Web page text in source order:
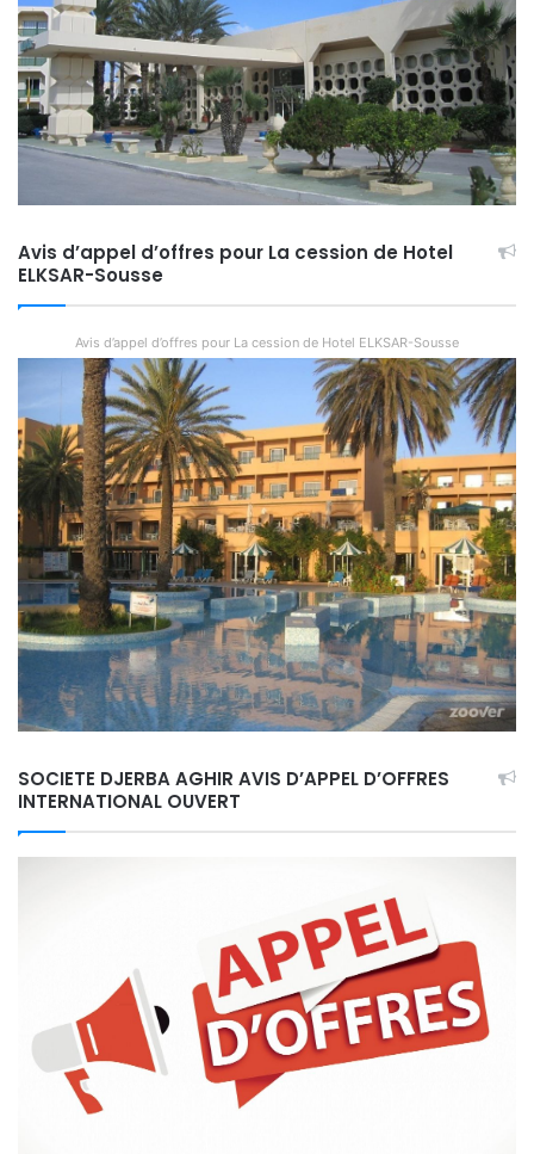
Avis d’appel d’offres pour La cession de Hotel
ELKSAR-Sousse
Avis d’appel d’offres pour La cession de Hotel ELKSAR-Sousse
SOCIETE DJERBA AGHIR AVIS D’APPEL D’OFFRES
INTERNATIONAL OUVERT